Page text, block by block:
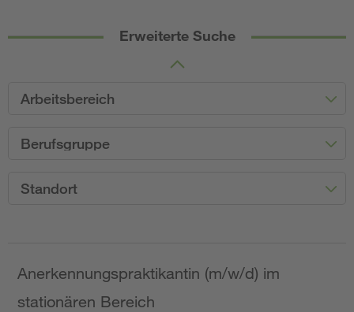
Erweiterte Suche
Arbeitsbereich
Berufsgruppe
Standort
Anerkennungspraktikantin (m/w/d) im
stationären Bereich